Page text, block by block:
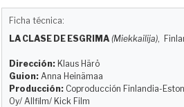
u
s
k
y
o
d
o
n
b
o
o
k
i
l
a
i
Ficha técnica:
LA CLASE DE ESGRIMA (Miekkailija),
Dirección: Klaus Härö
Guion: Anna Heinämaa
Producción: Coproducción Finlandia-
Oy/ Allfilm/ Kick Film